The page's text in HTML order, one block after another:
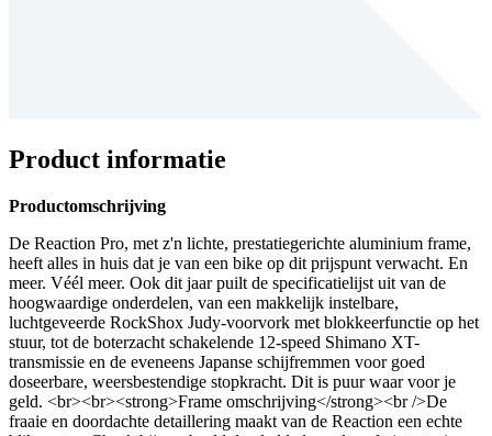
Product informatie
Productomschrijving
De Reaction Pro, met z'n lichte, prestatiegerichte aluminium frame,
heeft alles in huis dat je van een bike op dit prijspunt verwacht. En
meer. Véél meer. Ook dit jaar puilt de specificatielijst uit van de
hoogwaardige onderdelen, van een makkelijk instelbare,
luchtgeveerde RockShox Judy-voorvork met blokkeerfunctie op het
stuur, tot de boterzacht schakelende 12-speed Shimano XT-
transmissie en de eveneens Japanse schijfremmen voor goed
doseerbare, weersbestendige stopkracht. Dit is puur waar voor je
geld. <br><br><strong>Frame omschrijving</strong><br />De
fraaie en doordachte detaillering maakt van de Reaction een echte